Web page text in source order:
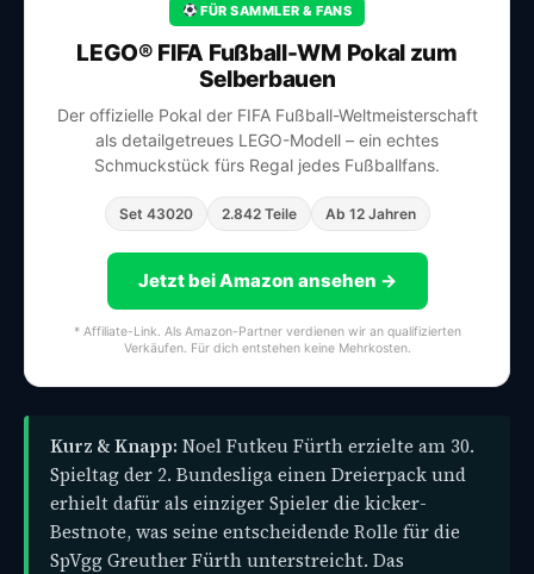
FÜR SAMMLER & FANS
LEGO® FIFA Fußball-WM Pokal zum
Selberbauen
Der offizielle Pokal der FIFA Fußball-Weltmeisterschaft
als detailgetreues LEGO-Modell – ein echtes
Schmuckstück fürs Regal jedes Fußballfans.
Set 43020 2.842 Teile Ab 12 Jahren
Jetzt bei Amazon ansehen →
* Affiliate-Link. Als Amazon-Partner verdienen wir an qualifizierten
Verkäufen. Für dich entstehen keine Mehrkosten.
Kurz & Knapp: Noel Futkeu Fürth erzielte am 30.
Spieltag der 2. Bundesliga einen Dreierpack und
erhielt dafür als einziger Spieler die kicker-
Bestnote, was seine entscheidende Rolle für die
SpVgg Greuther Fürth unterstreicht. Das